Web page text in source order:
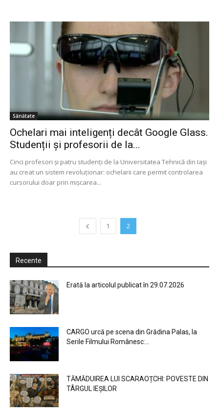
Sănătate
Ochelari mai inteligenți decât Google Glass.
Studenții și profesorii de la...
Cinci profesori şi patru studenţi de la Universitatea Tehnică din Iaşi
au creat un sistem revoluţionar: ochelarii care permit controlarea
cursorului doar prin mişcarea...
1 2
Recente
Erată la articolul publicat în 29.07.2026
CARGO urcă pe scena din Grădina Palas, la
Serile Filmului Românesc:...
TĂMĂDUIREA LUI SCARAOȚCHI: POVESTE DIN
TÂRGUL IEȘILOR